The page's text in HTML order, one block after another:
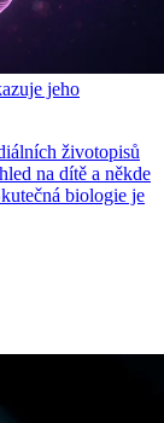
jeho
životopisů
na dítě a někde
biologie je